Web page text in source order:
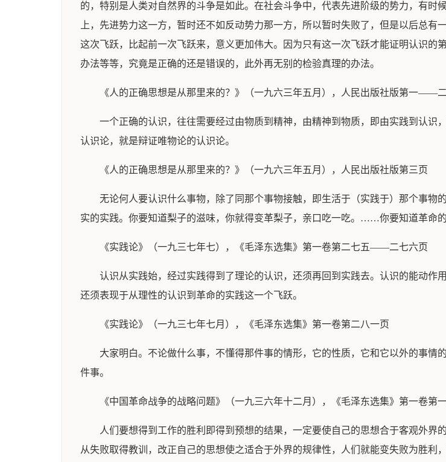
的，特别是人类对自然界的斗争是如此。在社会斗争中，代表先进阶级的势力，有时
上，先进势力这一方，暂时还不如反动势力那一方，所以暂时失败了，但是以后总有
这次飞跃，比起前一次飞跃来，意义更加伟大。因为只有这一次飞跃才能证明认识的
办法等等，究竟是正确的还是错误的，此外再无别的检验真理的办法。
《人的正确思想是从那里来的？》（一九六三年五月），人民出版社版第一——
一个正确的认识，往往需要经过由物质到精神，由精神到物质，即由实践到认识
认识论，就是辩证唯物论的认识论。
《人的正确思想是从那里来的？》（一九六三年五月），人民出版社版第三页
无论何人要认识什么事物，除了同那个事物接触，即生活于（实践于）那个事
实的实践。你要知道梨子的滋味，你就得变革梨子，亲口吃一吃。……你要知道革命
《实践论》（一九三七年七），《毛泽东选集》第一卷第二七五——二七六页
认识从实践始，经过实践得到了理论的认识，还须再回到实践去。认识的能动作
还须表现于从理性的认识到革命的实践这一个飞跃。
《实践论》（一九三七年七月），《毛泽东选集》第一卷第二八一页
大家明白。不论做什么事，不懂得那件事的情形，它的性质，它和它以外的事
件事。
《中国革命战争的战略问题》（一九三六年十二月），《毛泽东选集》第一卷
人们要想得到工作的胜利即得到预想的结果，一定要使自己的思想合于客观外
从失败取得教训，改正自己的思想使之适合于外界的规律性，人们就能变失败为胜利